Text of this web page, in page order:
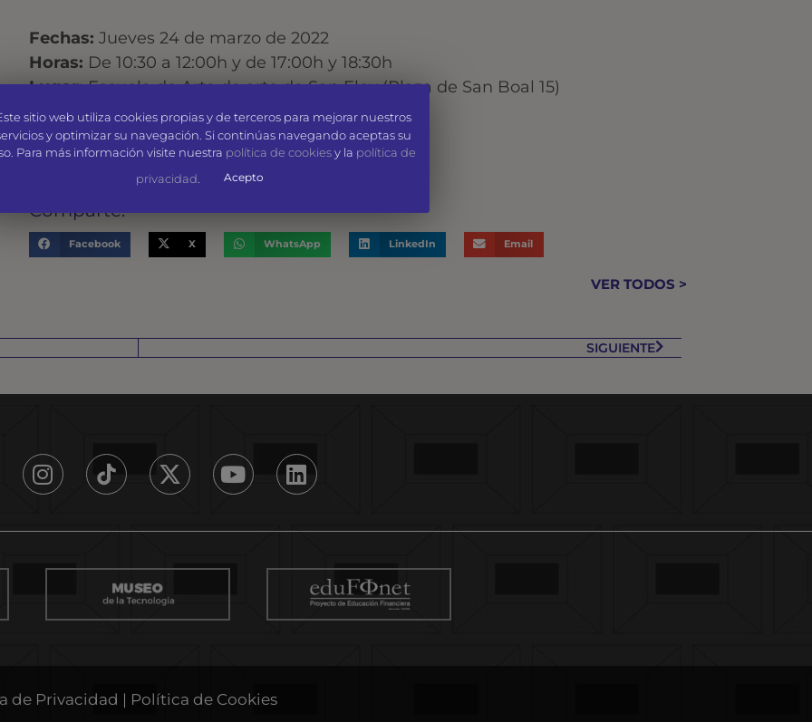
Fechas: Jueves 24 de marzo de 2022
Horas: De 10:30 a 12:00h y de 17:00h y 18:30h
Lugar:Escuela de Arte de arte de San Eloy (Plaza de San Boal 15)
Ponente:Aída Rubio
Entrada libre hasta completar el aforo
Comparte:
Facebook X WhatsApp LinkedIn Email
VER TODOS >
SIGUIENTE
de Privacidad | Política de Cookies
sitio web utiliza cookies propias y de terceros para mejorar nuestros
y optimizar su navegación. Si continúas navegando aceptas su
Para más información visite nuestra política de cookiesy la política de
privacidad
Acepto